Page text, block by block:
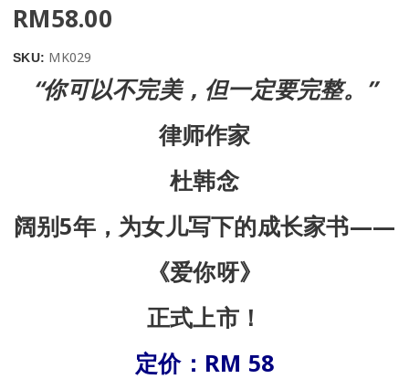
RM58.00
SKU: MK029
“你可以不完美，但一定要完整。”
律师作家
杜韩念
阔别5年，为女儿写下的成长家书——
《爱你呀》
正式上市！
定价： RM 58